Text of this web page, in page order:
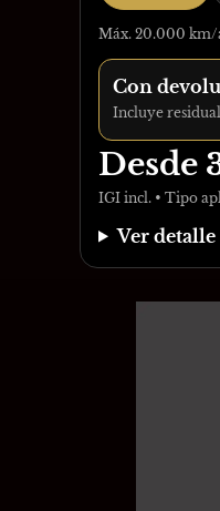
Máx. 20.000 km/
Con
Incluye
Desde
IGI incl. • Tipo
Ver detalle